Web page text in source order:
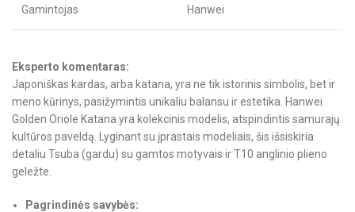
Gamintojas Hanwei
Eksperto komentaras:
Japoniškas kardas, arba katana, yra ne tik istorinis simbolis, bet ir
meno kūrinys, pasižymintis unikaliu balansu ir estetika. Hanwei
Golden Oriole Katana yra kolekcinis modelis, atspindintis samurajų
kultūros paveldą. Lyginant su įprastais modeliais, šis išsiskiria
detaliu Tsuba (gardu) su gamtos motyvais ir T10 anglinio plieno
geležte.
Pagrindinės savybės: